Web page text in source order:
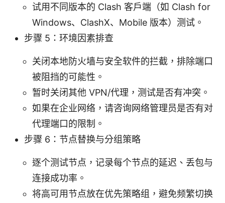
试用不同版本的 Clash 客户端（如 Clash for
Windows、ClashX、Mobile 版本）测试。
步骤 5：环境因素排查
关闭本地防火墙与安全软件的拦截，排除端口
被阻挡的可能性。
暂时关闭其他 VPN/代理，测试是否有冲突。
如果在企业网络，请咨询网络管理员是否有对
代理端口的限制。
步骤 6：节点替换与分组策略
逐个测试节点，记录每个节点的延迟、丢包与
连接成功率。
将高可用节点放在优先策略组，避免频繁切换